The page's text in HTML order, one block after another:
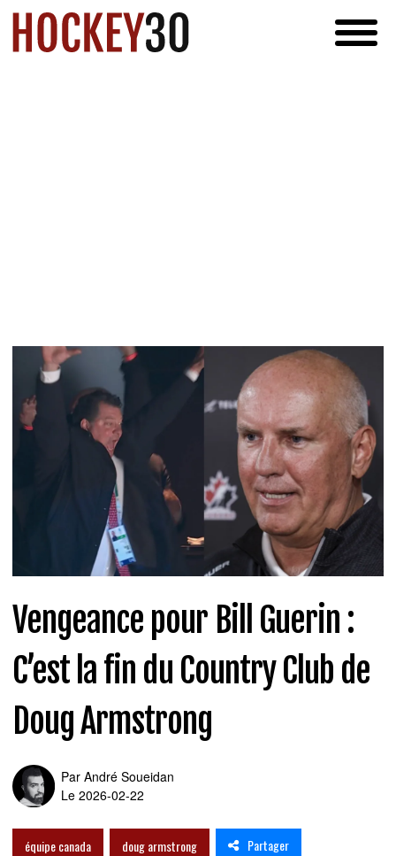
Vengeance pour Bill Guerin :
C’est la fin du Country Club de
Doug Armstrong
Par André Soueidan
Le 2026-02-22
équipe canada doug armstrong Partager